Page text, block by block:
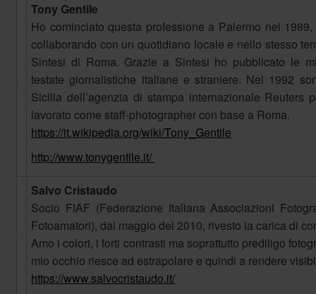
Tony Gentile
Ho cominciato questa professione a Palermo nel
collaborando con un quotidiano locale e nello stesso
Sintesi di Roma. Grazie a Sintesi ho pubblicato le
testate giornalistiche italiane e straniere. Nel 1992
Sicilia dell’agenzia di stampa internazionale
lavorato come staff-photographer con base a Roma.
https://it.wikipedia.org/wiki/Tony_Gentile
http://www.tonygentile.it/
Salvo Cristaudo
Socio FIAF (Federazione Italiana Associazioni
Fotoamatori), dal maggio del 2010, rivesto la carica di
Amo i colori, i forti contrasti ma soprattutto prediligo
mio occhio riesce ad estrapolare e quindi a rendere
https://www.salvocristaudo.it/